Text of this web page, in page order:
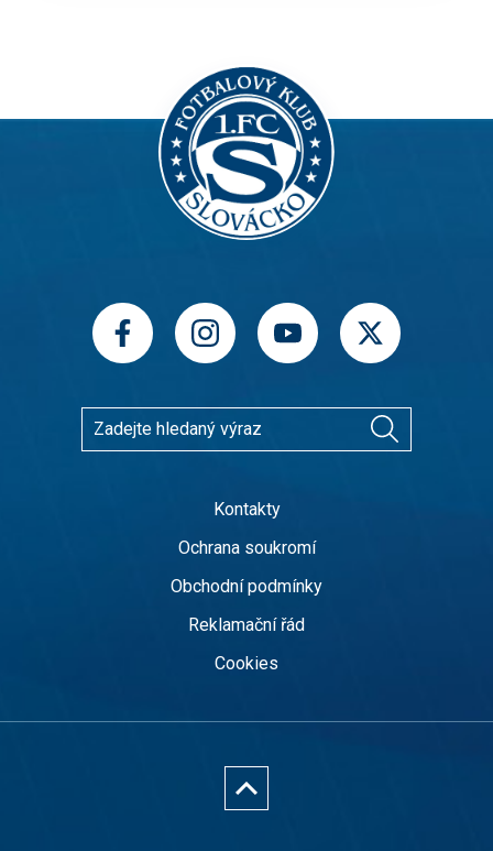
Kontakty
Ochrana soukromí
Obchodní podmínky
Reklamační řád
Cookies